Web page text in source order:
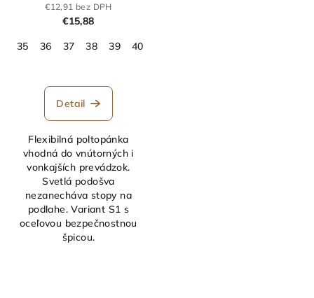
€12,91 bez DPH
€15,88
35
36 37 38 39 40
Detail
Flexibilná poltopánka
vhodná do vnútorných i
vonkajších prevádzok.
Svetlá podošva
nezanecháva stopy na
podlahe. Variant S1 s
oceľovou bezpečnostnou
špicou.